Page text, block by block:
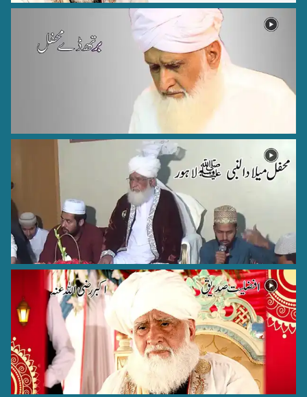
Hazrat Shah Mehmood Sufi Sarmust Rehmat Ullah Alaih
Sagar Sharif - India - 4
Hazrat Maulana Shamsuddin Tabrez (Radi Allahu anhu)
Khoy (Iran) - 9
Hazrat Shah Rukn-e-Alam Rehmat Ullah Alaih
Multan - 7